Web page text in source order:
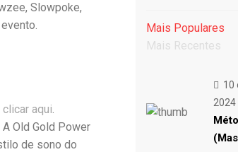
Slowpoke,
clicar aqui.
Old Gold Power
de sono do
Mais Populares
Mais Recentes
10
2024